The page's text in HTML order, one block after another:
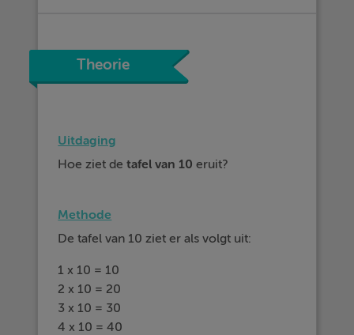
Theorie
Uitdaging
Hoe ziet detafel van 10 eruit?
Methode
De tafel van 10 ziet er als volgt uit:
1 x 10 = 10
2 x 10 = 20
3 x 10 = 30
4 x 10 = 40